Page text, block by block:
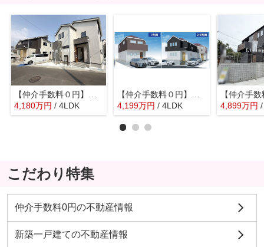
【仲介手数料０円】伊勢原市東大竹 新築一戸建て 全5棟
4,180万円 / 4LDK
【仲介手数料０円】伊勢原市八幡台3期 新築一戸建て 全3棟
4,199万円 / 4LDK 4,899万円
こだわり特集
仲介手数料0円の不動産情報
新築一戸建ての不動産情報